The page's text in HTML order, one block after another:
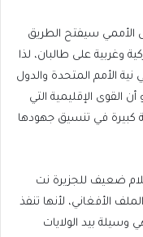
الأممي سيفتح الطريق
وغربية على طالبان، لذا
الأمم المتحدة والدول
القوى الإقليمية التي
كبيرة في تنسيق جهودها
ضعيف للجزيرة نت
الأفغاني، لأنها تنفذ
وسيلة بيد الولايات